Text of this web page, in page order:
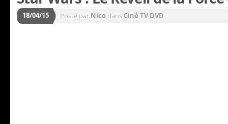
18/04/15 Posté par Nico dans Ciné TV DVD